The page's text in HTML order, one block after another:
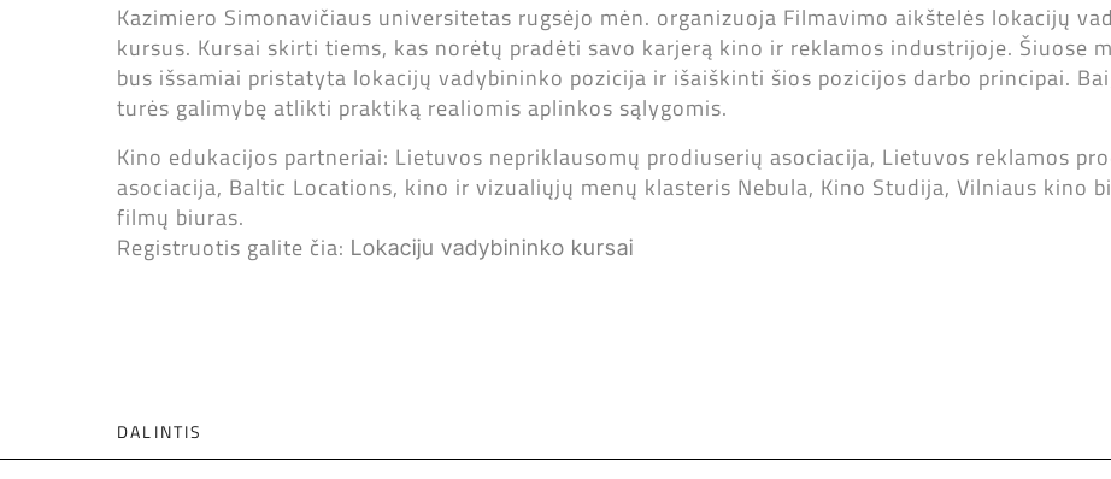
Kazimiero Simonavičiaus universitetas rugsėjo mėn. organizuoja Filmavimo aikštelės lokacijų
kursus. Kursai skirti tiems, kas norėtų pradėti savo karjerą kino ir reklamos industrijoje. Šiuose
bus išsamiai pristatyta lokacijų vadybininko pozicija ir išaiškinti šios pozicijos darbo principai.
turės galimybę atlikti praktiką realiomis aplinkos sąlygomis.
Kino edukacijos partneriai: Lietuvos nepriklausomų prodiuserių asociacija, Lietuvos reklamos
asociacija, Baltic Locations, kino ir vizualiųjų menų klasteris Nebula, Kino Studija, Vilniaus kino
filmų biuras.
Registruotis galite čia: Lokaciju vadybininko kursai
DALINTIS